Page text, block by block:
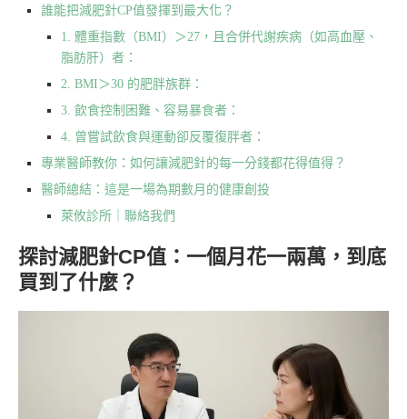
誰能把減肥針CP值發揮到最大化？
1. 體重指數（BMI）＞27，且合併代謝疾病（如高血壓、
脂肪肝）者：
2. BMI＞30 的肥胖族群：
3. 飲食控制困難、容易暴食者：
4. 曾嘗試飲食與運動卻反覆復胖者：
專業醫師教你：如何讓減肥針的每一分錢都花得值得？
醫師總結：這是一場為期數月的健康創投
萊攸診所｜聯絡我們
探討減肥針CP值：一個月花一兩萬，到底
買到了什麼？